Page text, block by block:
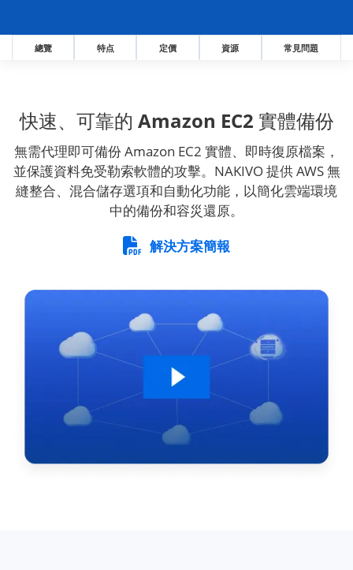
總覽 特点 定價 資源 常見問題
快速、可靠的 Amazon EC2 實體備份
無需代理即可備份 Amazon EC2 實體、即時復原檔案，
並保護資料免受勒索軟體的攻擊。NAKIVO 提供 AWS 無
縫整合、混合儲存選項和自動化功能，以簡化雲端環境
中的備份和容災還原。
解決方案簡報